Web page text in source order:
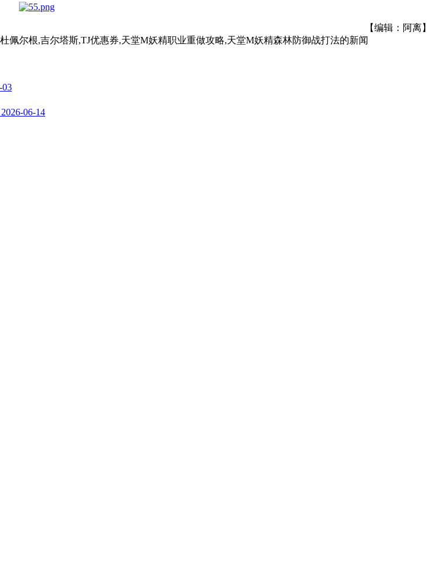
【编辑：阿离】
佩尔根,吉尔塔斯,TJ优惠券,天堂M妖精职业重做攻略,天堂M妖精森林防御战打法的新闻
03
2026-06-14